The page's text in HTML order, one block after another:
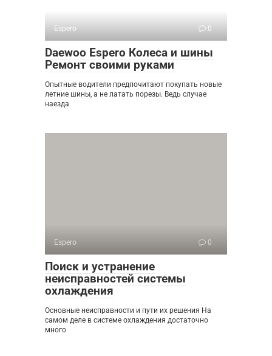
Espero 0
Daewoo Espero Колеса и шины
Ремонт своими руками
Опытные водители предпочитают покупать новые
летние шины, а не латать порезы. Ведь случае
наезда
Espero 0
Поиск и устранение
неисправностей системы
охлаждения
Основные неисправности и пути их решения На
самом деле в системе охлаждения достаточно
много